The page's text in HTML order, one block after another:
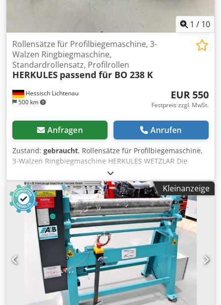
1 / 10
Hessisch Lichtenau
500 km
Rollensätze für Profilbiegemaschine, 3-
Walzen Ringbiegmaschine,
Standardrollensatz, Profilrollen
HERKULES passend für BO 238 K
EUR 550
Festpreis zzgl. MwSt.
Anfragen Anrufen
Zustand: gebraucht, Rollensätze für Profilbiegemaschine,
3-Walzen Ringbiegmaschine HERKULES WETZLAR Die
Walzen passen auf eine Profilbiegemaschine HERKULES
WETZLAR Typ BO 238 N Wellendurchmesser: 60 mm mit 18
mm Keilnut Dwsdpfxeglaq Is Anysa 2 Stück Rollen
Walzensatz Nr.1 Rollendurchmesser 110 mm,
Walzenbreite = 180 mm 2 Stück Rollen Walzensatz Nr.2
Rollendurchmesser 160 mm, Walzenbreite = 40 mm 3
Stück Rollen Walzensatz Nr.3 Rollendurchmesser 150 mm,
für Rohrdurchmesser Ø 33 mm, Walzenbreite 87 / 115 mm
- Rollensatz Nr. 3 mit Adapterring von Ø 93 auf Ø 60 mm
ohne Keilnut Die Maschine hatte 2 angetriebene Walzen
Gewicht aller Walzen 57 kg guter Zustand
Kleinanzeige